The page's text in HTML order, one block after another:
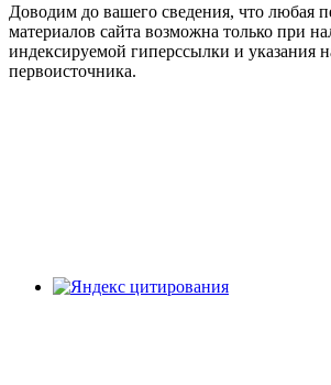
Доводим до вашего сведения, что любая
материалов сайта возможна только при
индексируемой гиперссылки и указания
первоисточника.